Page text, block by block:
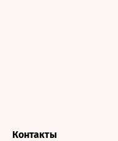
Контакты